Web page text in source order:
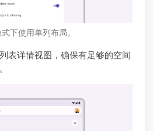
下使用单列布局。
表详情视图，确保有足够的空间